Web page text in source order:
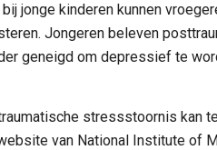
jonge kinderen kunnen
Jongeren beleven
geneigd om depressief te
stressstoornis kan
van National Institute of